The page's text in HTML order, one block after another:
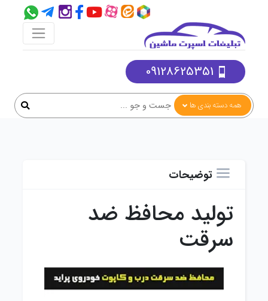
09128625351
همه دسته بندی ها
توضیحات
تولید محافظ ضد
سرقت